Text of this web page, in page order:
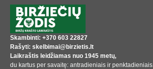
Skambinti: +370 603 22827
Rašyti: skelbimai@birzietis.lt
Laikraštis leidžiamas nuo 1945 metų,
du kartus per savaitę: antradieniais ir penktadieniais.